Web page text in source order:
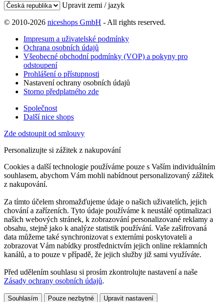
Upravit zemi / jazyk
© 2010-2026 niceshops GmbH - All rights reserved.
Impresum a uživatelské podmínky
Ochrana osobních údajů
Všeobecné obchodní podmínky (VOP) a pokyny pro
odstoupení
Prohlášení o přístupnosti
Nastavení ochrany osobních údajů
Storno předplatného zde
Společnost
Další nice shops
Zde odstoupit od smlouvy
Personalizujte si zážitek z nakupování
Cookies a další technologie používáme pouze s Vaším individuálním
souhlasem, abychom Vám mohli nabídnout personalizovaný zážitek
z nakupování.
Za tímto účelem shromažďujeme údaje o našich uživatelích, jejich
chování a zařízeních. Tyto údaje používáme k neustálé optimalizaci
našich webových stránek, k zobrazování personalizované reklamy a
obsahu, stejně jako k analýze statistik používání. Vaše zašifrovaná
data můžeme také synchronizovat s externími poskytovateli a
zobrazovat Vám nabídky prostřednictvím jejich online reklamních
kanálů, a to pouze v případě, že jejich služby již sami využíváte.
Před udělením souhlasu si prosím zkontrolujte nastavení a naše
Zásady ochrany osobních údajů.
Souhlasím Pouze nezbytné Upravit nastavení